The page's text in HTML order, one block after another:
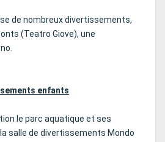
de nombreux divertissements,
(Teatro Giove), une
enfants
le parc aquatique et ses
salle de divertissements Mondo